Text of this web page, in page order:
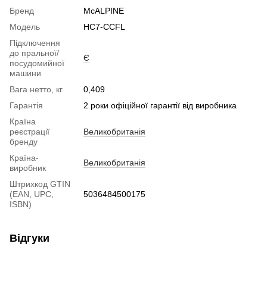
Бренд
McALPINE
Модель
HC7-CCFL
Підключення
до пральної/
посудомийної
машини
Є
Вага нетто, кг
0,409
Гарантія
2 роки офіційної гарантії від виробника
Країна
реєстрації
бренду
Великобританія
Країна-
виробник
Великобританія
Штрихкод GTIN
(EAN, UPC,
ISBN)
5036484500175
Відгуки